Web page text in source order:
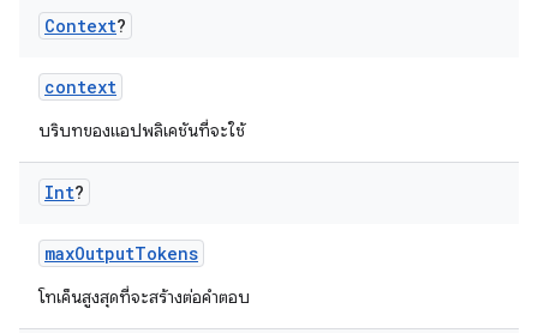
Context?
context
บริบทของแอปพลิเคชันที่จะใช้
Int?
maxOutputTokens
โทเค็นสูงสุดที่จะสร้างต่อคำตอบ